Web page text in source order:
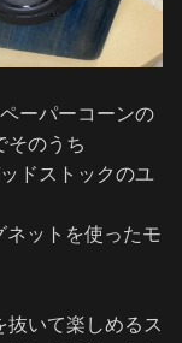
ーパーコーンの
そのうち
ドストックのユ
ットを使ったモ
抜いて楽しめるス